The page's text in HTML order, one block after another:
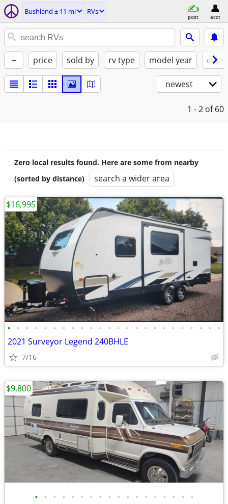
Bushland ± 11 mi RVs
post acct
+ price sold by rv type model year
newest
1 - 2 of 60
Zero local results found. Here are some from nearby
(sorted by distance)
search a wider area
• • • • • • • • • • • • • • • • • • • • • • • •
2021 Surveyor Legend 240BHLE
7/16
$16,995
• • • • • • • • • • • • • • • • • •
$9,800